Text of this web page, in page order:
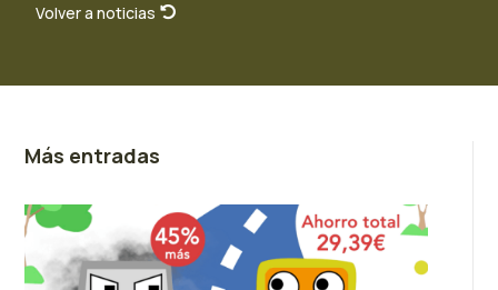
Volver a noticias
Más entradas